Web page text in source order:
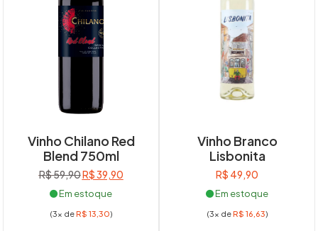
Vinho Chilano Red
Blend 750ml
R$59,90O
preço
original
era:
R$39,90O
Em estoque
(3x deR$ 13,30)
Vinho Branco
Lisbonita
R$ 49,90
Em estoque
(3x deR$ 16,63)